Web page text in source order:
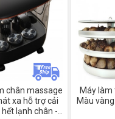
chân massage
xa hỗ trợ cải
lạnh chân -
Máy làm
Màu